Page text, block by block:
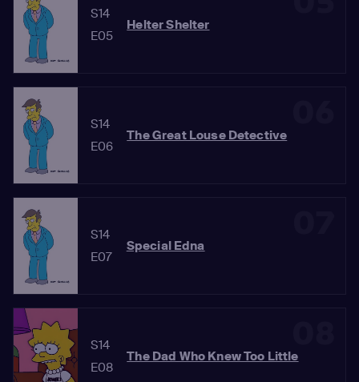
S14
E05
Helter Shelter
S14
E06
The Great Louse Detective
S14
E07
Special Edna
S14
E08
The Dad Who Knew Too Little